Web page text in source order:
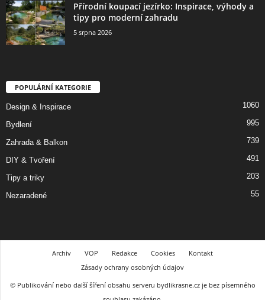
Přírodní koupací jezírko: Inspirace, výhody a
tipy pro moderní zahradu
5 srpna 2026
POPULÁRNÍ KATEGORIE
Design & Inspirace 1060
Bydlení 995
Zahrada & Balkon 739
DIY & Tvoření 491
Tipy a triky 203
Nezaradené 55
Archiv VOP Redakce Cookies
Kontakt
Zásady ochrany osobných údajov
© Publikování nebo další šíření obsahu serveru bydlikrasne.cz je bez písemného